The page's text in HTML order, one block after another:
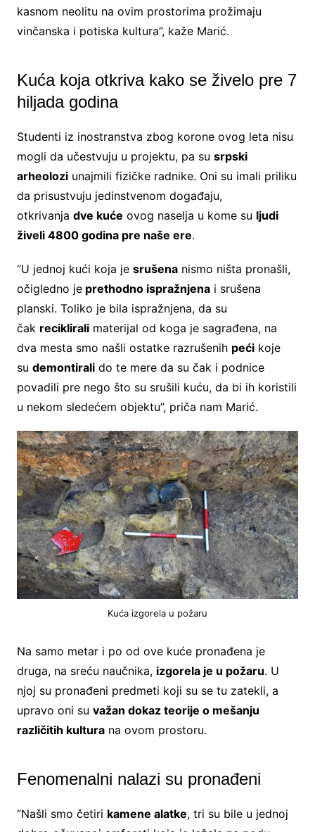
kasnom neolitu na ovim prostorima prožimaju
vinčanska i potiska kultura”, kaže Marić.
Kuća koja otkriva kako se živelo pre 7
hiljada godina
Studenti iz inostranstva zbog korone ovog leta nisu
mogli da učestvuju u projektu, pa su srpski
arheoloziunajmili fizičke radnike. Oni su imali priliku
da prisustvuju jedinstvenom događaju,
otkrivanja dve kuće ovog naselja u kome su ljudi
živeli 4800 godina pre naše ere.
“U jednoj kući koja je srušenanismo ništa pronašli,
očigledno jeprethodno ispražnjenai srušena
planski. Toliko je bila ispražnjena, da su
čak recikliralimaterijal od koga je sagrađena, na
dva mesta smo našli ostatke razrušenih pećikoje
su demontiralido te mere da su čak i podnice
povadili pre nego što su srušili kuću, da bi ih koristili
u nekom sledećem objektu”, priča nam Marić.
Kuća izgorela u požaru
Na samo metar i po od ove kuće pronađena je
druga, na sreću naučnika, izgorela je u požaru. U
njoj su pronađeni predmeti koji su se tu zatekli, a
upravo oni su važan dokaz teorije o mešanju
različitih kulturana ovom prostoru.
Fenomenalni nalazi su pronađeni
“Našli smo četiri kamene alatke, tri su bile u jednoj